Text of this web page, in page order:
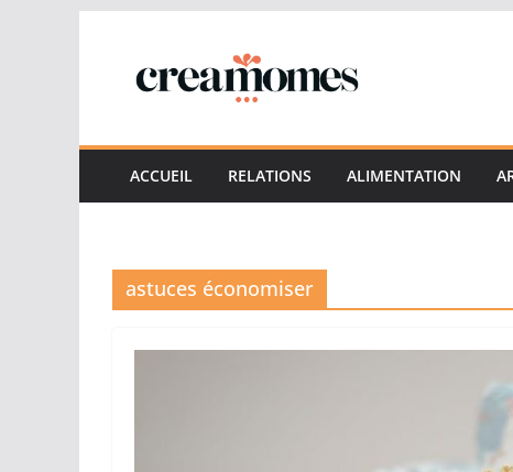
contenu
ACCUEIL RELATIONS ALIMENTATION
astuces économiser